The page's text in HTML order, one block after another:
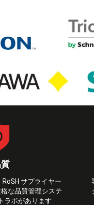
サプライヤー
な品質管理システ
ラボがあります